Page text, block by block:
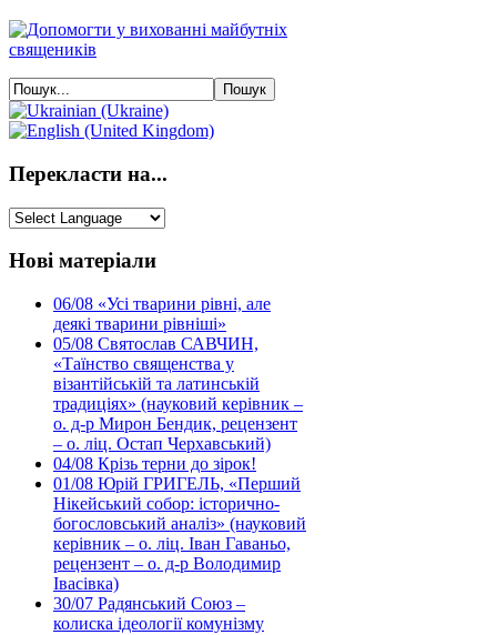
Перекласти на...
Нові матеріали
06/08 «Усі тварини рівні, але
деякі тварини рівніші»
05/08 Святослав САВЧИН,
«Таїнство священства у
візантійській та латинській
традиціях» (науковий керівник –
о. д-р Мирон Бендик, рецензент
– о. ліц. Остап Черхавський)
04/08 Крізь терни до зірок!
01/08 Юрій ГРИГЕЛЬ, «Перший
Нікейський собор: історично-
богословський аналіз» (науковий
керівник – о. ліц. Іван Гаваньо,
рецензент – о. д-р Володимир
Івасівка)
30/07 Радянський Союз –
колиска ідеології комунізму